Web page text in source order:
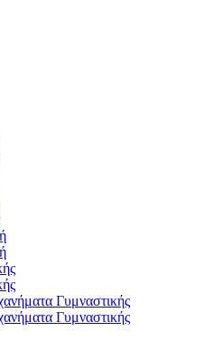
Γυμναστικής
Γυμναστικής